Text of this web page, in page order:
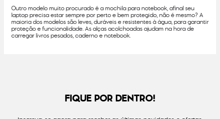
Outro modelo muito procurado é a mochila para notebook, afinal seu
laptop precisa estar sempre por perto e bem protegido, não é mesmo? A
maioria dos modelos são leves, duráveis e resistentes à água, para garantir
proteção e funcionalidade. As alças acolchoadas ajudam na hora de
carregar livros pesados, caderno e notebook.
FIQUE POR DENTRO!